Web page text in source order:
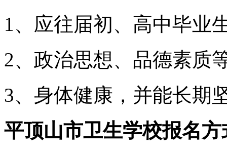
1、应往届初、高中毕业
2、政治思想、品德素质
3、身体健康，并能长期
平顶山市卫生学校报名方